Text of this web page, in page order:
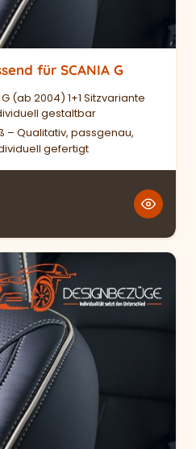
für SCANIA G
G (ab 2004) 1+1 Sitzvariante
gestaltbar
– Qualitativ, passgenau,
gefertigt